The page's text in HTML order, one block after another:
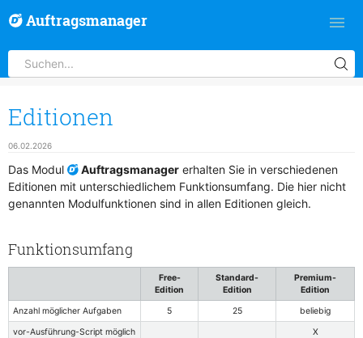
Auftragsmanager
Editionen
06.02.2026
Das Modul Auftragsmanager erhalten Sie in verschiedenen
Editionen mit unterschiedlichem Funktionsumfang. Die hier nicht
genannten Modulfunktionen sind in allen Editionen gleich.
Funktionsumfang
Free-
Edition
Standard-
Edition
Premium-
Edition
Anzahl möglicher Aufgaben
5 25
beliebig
vor-Ausführung-Script möglich
X